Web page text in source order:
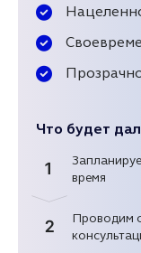
Что будет
1
время
2
Проводим